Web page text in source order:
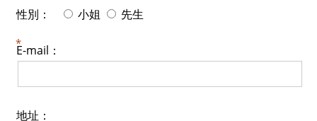
性別： 小姐 先生
E-mail：
地址：